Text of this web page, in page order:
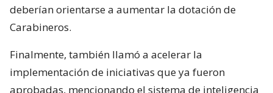
deberían orientarse a aumentar la dotación de
Carabineros.
Finalmente, también llamó a acelerar la
implementación de iniciativas que ya fueron
aprobadas, mencionando el sistema de inteligencia